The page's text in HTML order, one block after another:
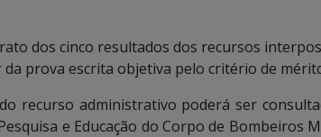
dos cinco resultados dos recursos
prova escrita objetiva pelo critério de
recurso administrativo poderá ser
e Educação do Corpo de Bombeiros